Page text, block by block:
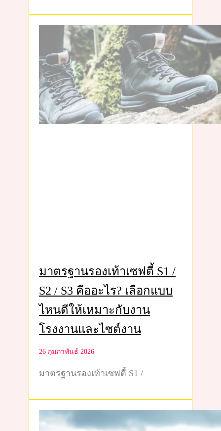
มาตรฐานรองเท้าเซฟตี้ S1 /
S2 / S3 คืออะไร? เลือกแบบ
ไหนดีให้เหมาะกับงาน
โรงงานและไซต์งาน
26 กุมภาพันธ์ 2026
มาตรฐานรองเท้าเซฟตี้ S1 /